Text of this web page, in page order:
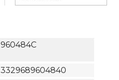
960484C
3329689604840